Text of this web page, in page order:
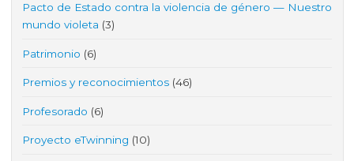
Pacto de Estado contra la violencia de género — Nuestro
mundo violeta (3)
Patrimonio (6)
Premios y reconocimientos (46)
Profesorado (6)
Proyecto eTwinning (10)